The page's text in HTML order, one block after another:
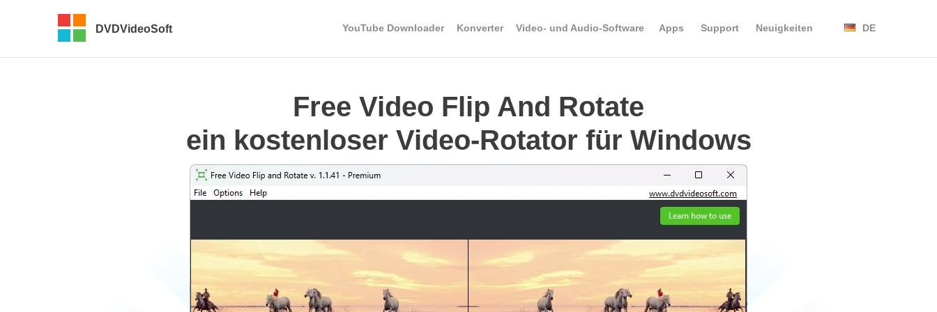
DVDVideoSoft YouTube Downloader Konverter Video- und Audio-Software Apps Support Neuigkeiten DE
Free Video Flip And Rotate
ein kostenloser Video-Rotator für Windows